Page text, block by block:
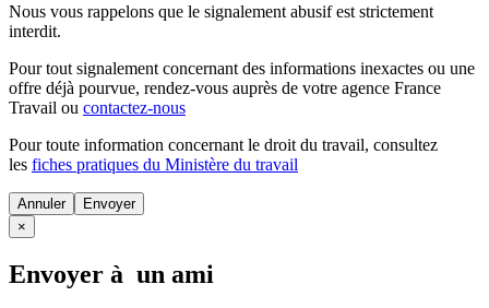
Nous vous rappelons que le signalement abusif est strictement
interdit.
Pour tout signalement concernant des informations inexactes ou une
offre déjà pourvue, rendez-vous auprès de votre agence France
Travail ou contactez-nous
Pour toute information concernant le droit du travail, consultez
les fiches pratiques du Ministère du travail
Annuler
×
Envoyer à un ami